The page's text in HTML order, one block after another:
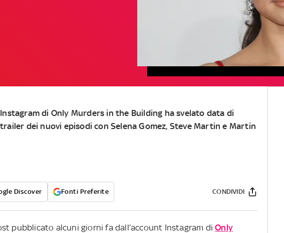
di Only Murders in the Building ha svelato data di
dei nuovi episodi con Selena Gomez, Steve Martin e Martin
Discover Fonti Preferite CONDIVIDI
pubblicato alcuni giorni fa dall’account Instagram diOnly